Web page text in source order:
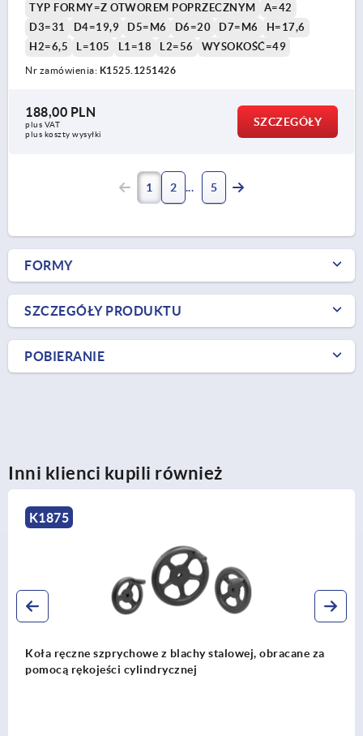
TYP FORMY=Z OTWOREM POPRZECZNYM
A=42
D3=31
D4=19,9 D5=M6 D6=20 D7=M6
H=17,6
H2=6,5
L=105 L1=18 L2=56 WYSOKOŚĆ=49
Nr zamówienia: K1525.1251426
188,00 PLN
plus VAT
plus koszty wysyłki
SZCZEGÓŁY
1 2 5
FORMY
SZCZEGÓŁY PRODUKTU
POBIERANIE
Inni klienci kupili również
Koła ręczne pełne aluminiowe z uchwytem
cylindrycznym składanym